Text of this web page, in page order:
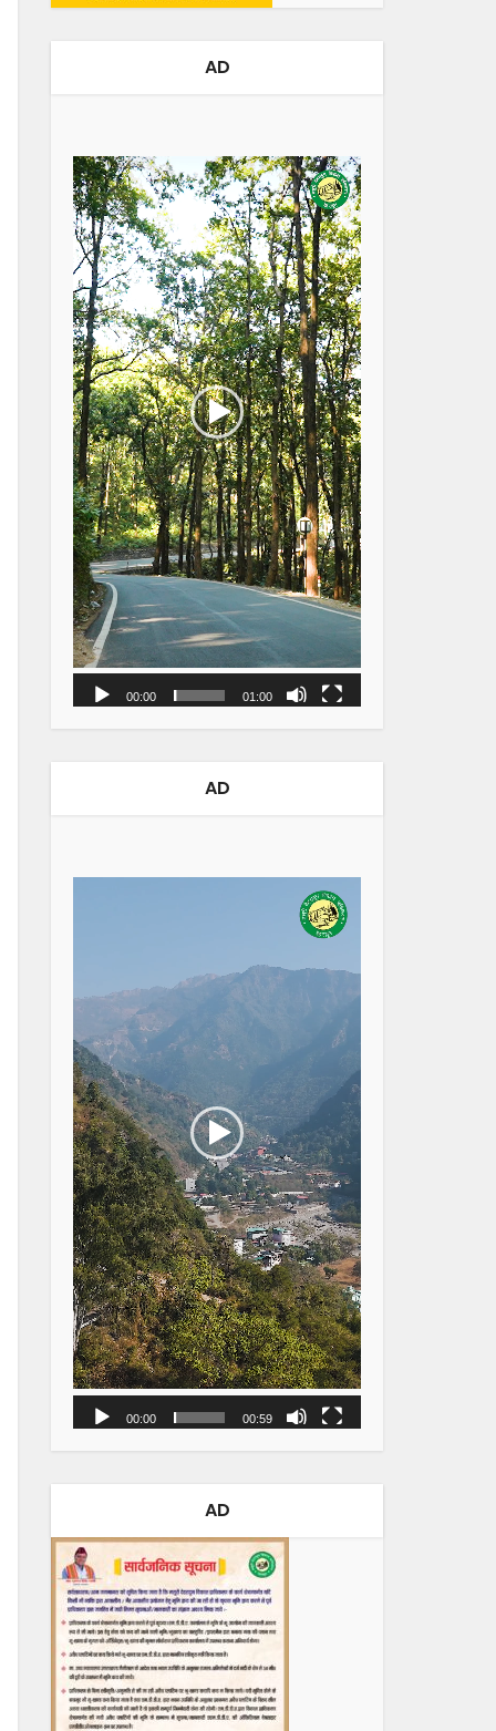
AD
00:00 01:00
AD
00:00 00:59
AD